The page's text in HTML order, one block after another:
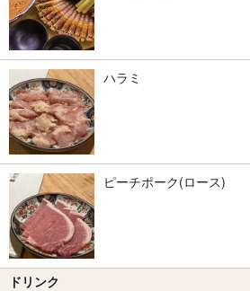
ハラミ
ピーチポーク(ロース)
ドリンク